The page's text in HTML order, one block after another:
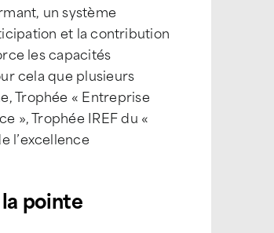
un système
et la contribution
les capacités
cela que plusieurs
Trophée « Entreprise
», Trophée IREF du «
l’excellence
pointe